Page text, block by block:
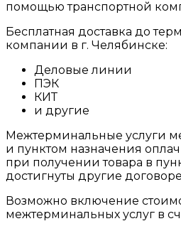
помощью транспортной
Бесплатная доставка до
компании в г. Челябинске:
Деловые линии
ПЭК
КИТ
и другие
Межтерминальные услуги
и пунктом назначения
при получении товара в
достигнуты другие
Возможно включение
межтерминальных услуг в